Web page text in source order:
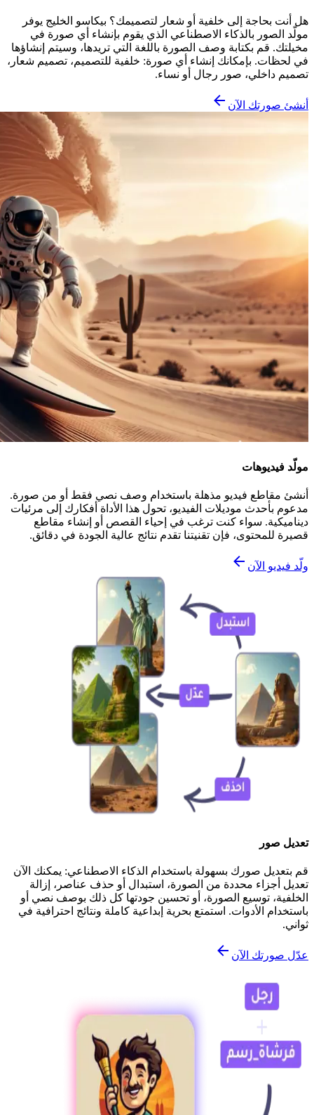
هل أنت بحاجة إلى خلفية أو شعار لتصميمك؟ بيكاسو الخليج يوفر
مولّد الصور بالذكاء الاصطناعي الذي يقوم بإنشاء أي صورة في
مخيلتك. قم بكتابة وصف الصورة باللغة التي تريدها، وسيتم إنشاؤها
في لحظات. بإمكانك إنشاء أي صورة: خلفية للتصميم، تصميم شعار،
تصميم داخلي، صور رجال أو نساء.
أنشئ صورتك الآن
مولّد فيديوهات
أنشئ مقاطع فيديو مذهلة باستخدام وصف نصي فقط أو من صورة.
مدعوم بأحدث موديلات الفيديو، تحول هذا الأداة أفكارك إلى مرئيات
ديناميكية. سواء كنت ترغب في إحياء القصص أو إنشاء مقاطع
قصيرة للمحتوى، فإن تقنيتنا تقدم نتائج عالية الجودة في دقائق.
ولّد فيديو الآن
تعديل صور
قم بتعديل صورك بسهولة باستخدام الذكاء الاصطناعي: يمكنك الآن
تعديل أجزاء محددة من الصورة، استبدال أو حذف عناصر، إزالة
الخلفية، توسيع الصورة، أو تحسين جودتها كل ذلك بوصف نصي أو
باستخدام الأدوات. استمتع بحرية إبداعية كاملة ونتائج احترافية في
ثواني.
عدّل صورتك الآن